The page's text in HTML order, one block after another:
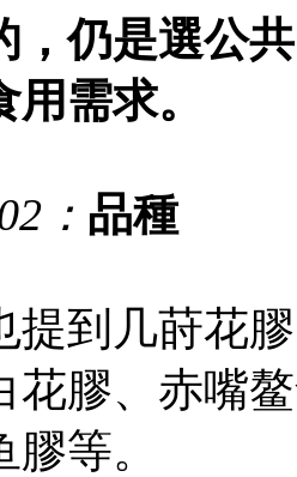
，仍是選公
需求。
： 品種
提到几莳花
花膠、赤嘴
等。